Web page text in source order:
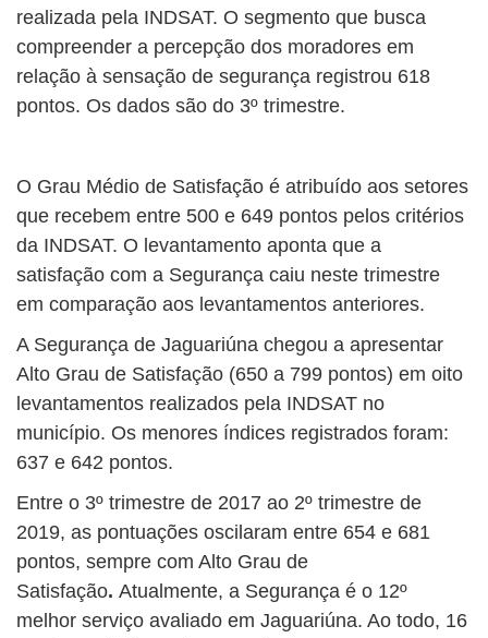
realizada pela INDSAT. O segmento que busca
compreender a percepção dos moradores em
relação à sensação de segurança registrou 618
pontos. Os dados são do 3º trimestre.
O Grau Médio de Satisfação é atribuído aos setores
que recebem entre 500 e 649 pontos pelos critérios
da INDSAT. O levantamento aponta que a
satisfação com a Segurança caiu neste trimestre
em comparação aos levantamentos anteriores.
A Segurança de Jaguariúna chegou a apresentar
Alto Grau de Satisfação (650 a 799 pontos) em oito
levantamentos realizados pela INDSAT no
município. Os menores índices registrados foram:
637 e 642 pontos.
Entre o 3º trimestre de 2017 ao 2º trimestre de
2019, as pontuações oscilaram entre 654 e 681
pontos, sempre com Alto Grau de
Satisfação. Atualmente, a Segurança é o 12º
melhor serviço avaliado em Jaguariúna. Ao todo, 16